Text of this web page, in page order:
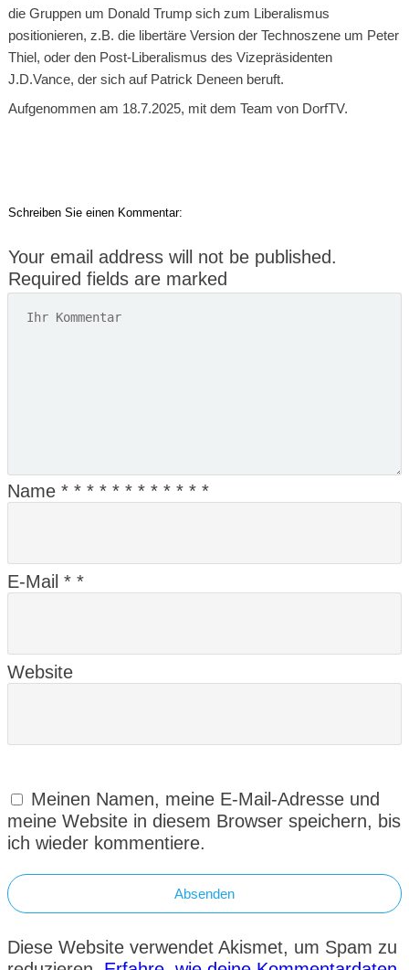
die Gruppen um Donald Trump sich zum Liberalismus
positionieren, z.B. die libertäre Version der Technoszene um Peter
Thiel, oder den Post-Liberalismus des Vizepräsidenten
J.D.Vance, der sich auf Patrick Deneen beruft.
Aufgenommen am 18.7.2025, mit dem Team von DorfTV.
Schreiben Sie einen Kommentar:
Your email address will not be published.
Required fields are marked
Name * * * * * * * * * * * *
E-Mail * *
Website
Meinen Namen, meine E-Mail-Adresse und
meine Website in diesem Browser speichern, bis
ich wieder kommentiere.
Absenden
Diese Website verwendet Akismet, um Spam zu